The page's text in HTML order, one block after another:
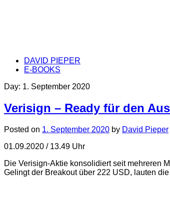
DAVID PIEPER
E-BOOKS
Day: 1. September 2020
Verisign – Ready für den
Posted on 1. September 2020 by David Pieper
01.09.2020 / 13.49 Uhr
Die Verisign-Aktie konsolidiert seit mehreren
Gelingt der Breakout über 222 USD, lauten